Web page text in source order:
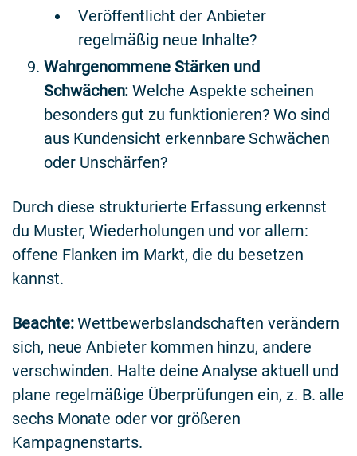
Veröffentlicht der Anbieter
regelmäßig neue Inhalte?
Wahrgenommene Stärken und
Schwächen:Welche Aspekte scheinen
besonders gut zu funktionieren? Wo sind
aus Kundensicht erkennbare Schwächen
oder Unschärfen?
Durch diese strukturierte Erfassung erkennst
du Muster, Wiederholungen und vor allem:
offene Flanken im Markt, die du besetzen
kannst.
Beachte:Wettbewerbslandschaften verändern
sich, neue Anbieter kommen hinzu, andere
verschwinden. Halte deine Analyse aktuell und
plane regelmäßige Überprüfungen ein, z. B. alle
sechs Monate oder vor größeren
Kampagnenstarts.